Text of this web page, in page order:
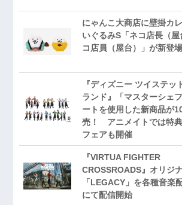
にゃんこ大商店に壁掛カ
いぐるみS「ネコ店長（屋
コ店員（屋台）」が新登場
『ディズニー ツイステッ
ランド』「マスターシェ
ートを使用した新商品が
売！ アニメイトでは特
フェアも開催
『VIRTUA FIGHTER
CROSSROADS』オリジ
「LEGACY」を各種音楽
にて配信開始